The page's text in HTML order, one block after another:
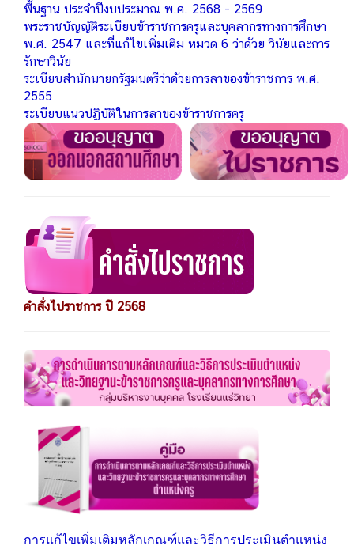
พื้นฐาน ประจำปีงบประมาณ พ.ศ. 2568 - 2569
พระราชบัญญัติระเบียบข้าราชการครูและบุคลากรทางการศึกษา
พ.ศ. 2547 และที่แก้ไขเพิ่มเติม หมวด 6 ว่าด้วย วินัยและการ
รักษาวินัย
ระเบียบสำนักนายกรัฐมนตรีว่าด้วยการลาของข้าราชการ พ.ศ.
2555
ระเบียบแนวปฏิบัติในการลาของข้าราชการครู
คำสั่งไปราชการ ปี 2568
การแก้ไขเพิ่มเติมหลักเกณฑ์และวิธีการประเมินตำแหน่ง